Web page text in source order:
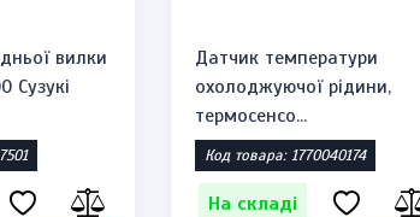
вилки
Сузукі
Датчик температури
охолоджуючої рідини,
термосенсо...
Код товара: 1770040174
На складі